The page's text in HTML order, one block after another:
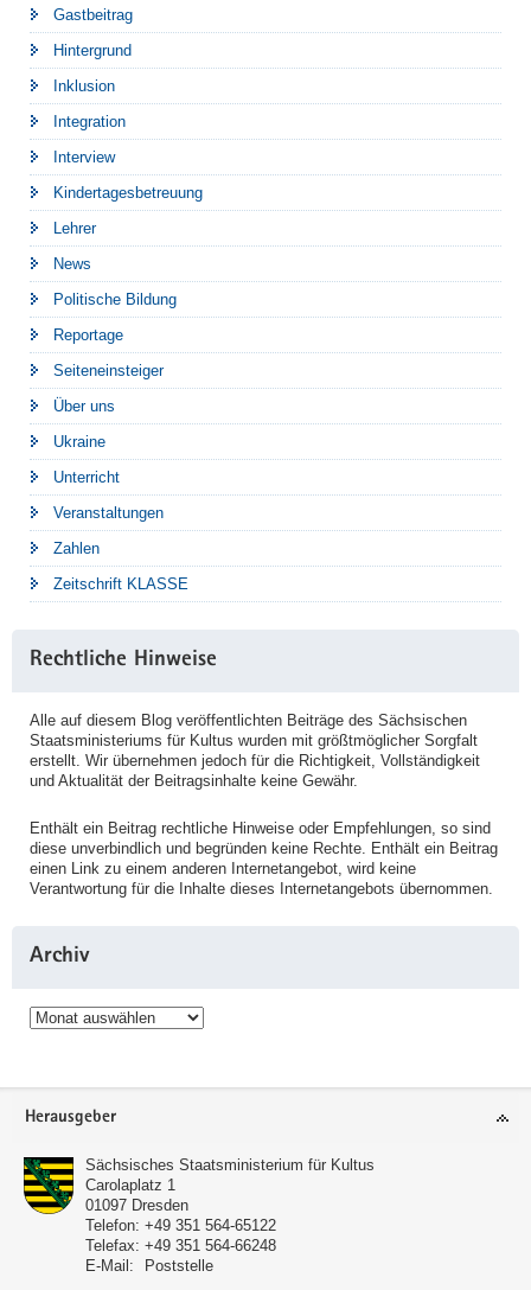
Gastbeitrag
Hintergrund
Inklusion
Integration
Interview
Kindertagesbetreuung
Lehrer
News
Politische Bildung
Reportage
Seiteneinsteiger
Über uns
Ukraine
Unterricht
Veranstaltungen
Zahlen
Zeitschrift KLASSE
Rechtliche Hinweise
Alle auf diesem Blog veröffentlichten Beiträge des Sächsischen
Staatsministeriums für Kultus wurden mit größtmöglicher Sorgfalt
erstellt. Wir übernehmen jedoch für die Richtigkeit, Vollständigkeit
und Aktualität der Beitragsinhalte keine Gewähr.
Enthält ein Beitrag rechtliche Hinweise oder Empfehlungen, so sind
diese unverbindlich und begründen keine Rechte. Enthält ein Beitrag
einen Link zu einem anderen Internetangebot, wird keine
Verantwortung für die Inhalte dieses Internetangebots übernommen.
Archiv
Archiv
Service
Herausgeber
Sächsisches Staatsministerium für Kultus
Carolaplatz 1
01097 Dresden
Telefon: +49 351 564-65122
Telefax: +49 351 564-66248
E-Mail:
Poststelle